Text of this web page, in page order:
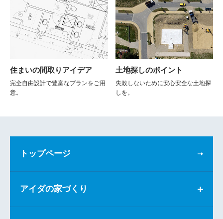
住まいの間取りアイデア
完全自由設計で豊富なプランをご用
意。
土地探しのポイント
失敗しないために安心安全な土地探
しを。
トップページ
アイダの家づくり